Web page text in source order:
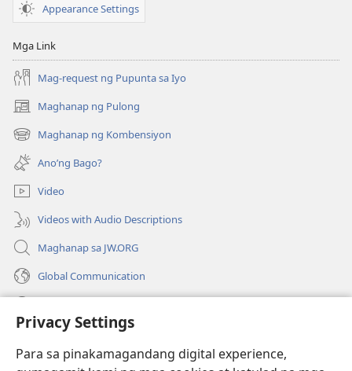
Privacy Settings
Para sa pinakamagandang digital experience,
Appearance Settings
Mga Link
Mag-request ng Pupunta sa Iyo
Maghanap ng Pulong
(may
bubukas
na
bagong
window)
Maghanap ng Kombensiyon
(may
bubukas
na
bagong
window)
Ano’ng Bago?
Video
Videos with Audio Descriptions
Maghanap sa JW.ORG
Global Communication
(may